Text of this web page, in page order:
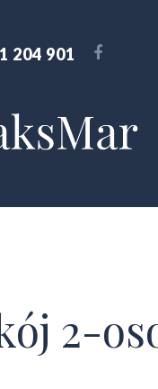
204 901
2-